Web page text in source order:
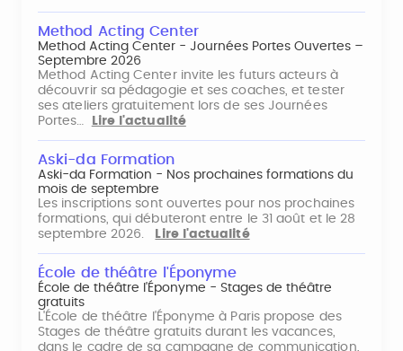
Method Acting Center
Method Acting Center - Journées Portes Ouvertes –
Septembre 2026
Method Acting Center invite les futurs acteurs à
découvrir sa pédagogie et ses coaches, et tester
ses ateliers gratuitement lors de ses Journées
Portes…
Lire l'actualité
Aski-da Formation
Aski-da Formation - Nos prochaines formations du
mois de septembre
Les inscriptions sont ouvertes pour nos prochaines
formations, qui débuteront entre le 31 août et le 28
septembre 2026.
Lire l'actualité
École de théâtre l'Éponyme
École de théâtre l'Éponyme - Stages de théâtre
gratuits
L'École de théâtre l'Éponyme à Paris propose des
Stages de théâtre gratuits durant les vacances,
dans le cadre de sa campagne de communication,